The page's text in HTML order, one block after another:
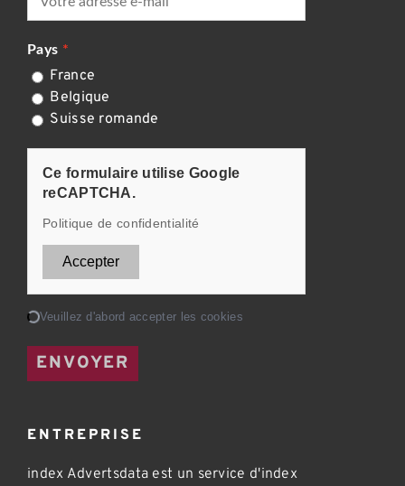
Pays
France
Belgique
Suisse romande
Ce formulaire utilise Google
reCAPTCHA.
Politique de confidentialité
Accepter
Chargement...
Veuillez d'abord accepter les cookies
ENVOYER
ENTREPRISE
index Advertsdata est un service d'index